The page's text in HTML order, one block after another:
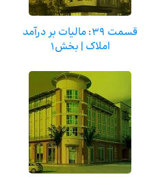
قسمت 39: مالیات بر درآمد
املاک | بخش۱